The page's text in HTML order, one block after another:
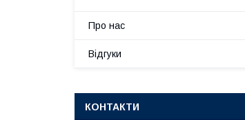
Про нас
Відгуки
КОНТАКТИ